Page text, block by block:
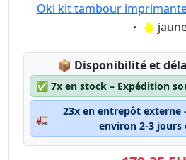
Oki kit tambour
📦 Lagerstatus:
Disponibilité et
✅ 7x en stock – Expédition
🚛
23x en entrepôt externe
environ 2-3 jours